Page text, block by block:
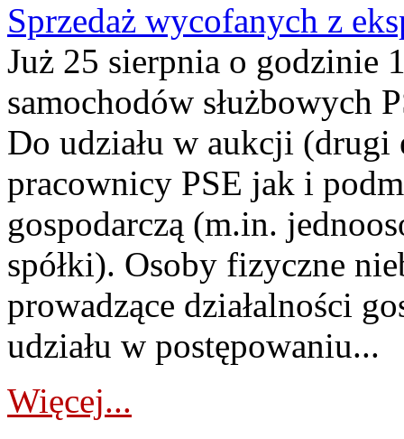
Sprzedaż wycofanych z
Już 25 sierpnia o godzinie
samochodów służbowych
Do udziału w aukcji (drugi
pracownicy PSE jak i
gospodarczą (m.in.
spółki). Osoby fizyczne
prowadzące działalności
udziału w postępowaniu...
Więcej...